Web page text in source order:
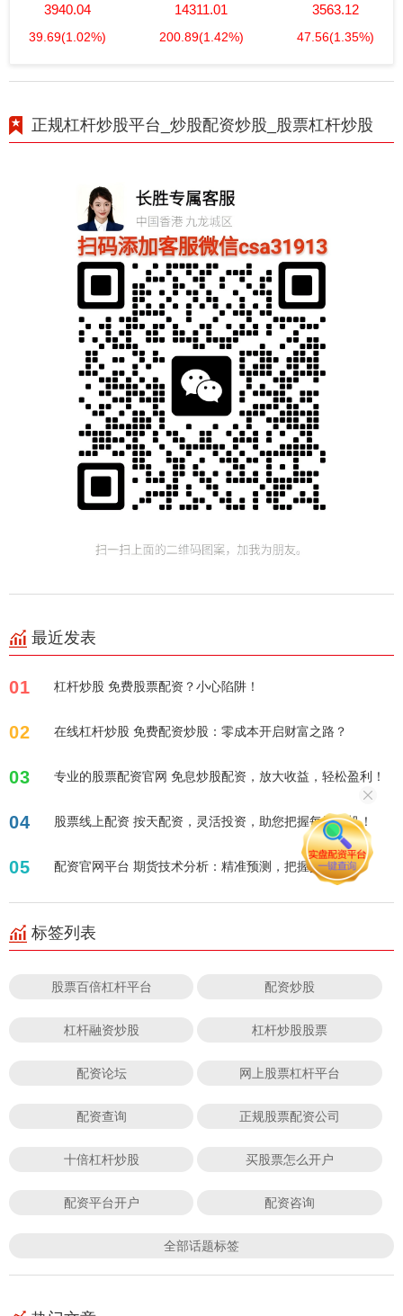
3940.04
39.69(1.02%)
14311.01
200.89(1.42%)
3563.12
47.56(1.35%)
正规杠杆炒股平台_炒股配资炒股_股票杠杆炒股
最近发表
01 杠杆炒股 免费股票配资？小心陷阱！
02 在线杠杆炒股 免费配资炒股：零成本开启财富之路？
03 专业的股票配资官网 免息炒股配资，放大收益，轻松盈利！
04 股票线上配资 按天配资，灵活投资，助您把握每日商机！
05 配资官网平台 期货技术分析：精准预测，把握交易先机
标签列表
股票百倍杠杆平台 配资炒股
杠杆融资炒股 杠杆炒股股票
配资论坛 网上股票杠杆平台
配资查询 正规股票配资公司
十倍杠杆炒股 买股票怎么开户
配资平台开户 配资咨询
全部话题标签